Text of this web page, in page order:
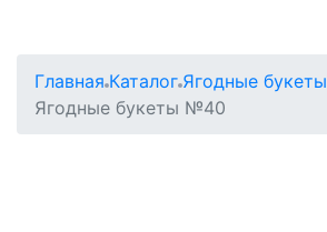
Главная Каталог Ягодные букеты
Ягодные букеты №40